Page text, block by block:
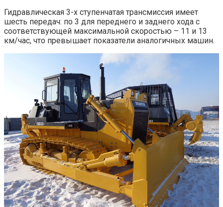
Гидравлическая 3-х ступенчатая трансмиссия имеет
шесть передач: по 3 для переднего и заднего хода с
соответствующей максимальной скоростью – 11 и 13
км/час, что превышает показатели аналогичных машин.